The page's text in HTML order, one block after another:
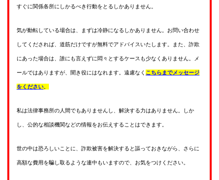
すぐに関係各所にしかるべき行動をとるしかありません。
気が動転している場合は、まずは冷静になるしかありません。お問い合わせ
してくだされば、道筋だけですが無料でアドバイスいたします。また、詐欺
にあった場合は、誰にも言えずに悶々とするケースも少なくありません。メ
ールではありますが、聞き役にはなれます。遠慮なく こちらまでメッセージ
をください。
私は法律事務所の人間でもありませんし、解決する力はありません。しか
し、公的な相談機関などの情報をお伝えすることはできます。
世の中は恐ろしいことに、詐欺被害を解決すると謳っておきながら、さらに
高額な費用を騙し取るような連中もいますので、お気をつけください。